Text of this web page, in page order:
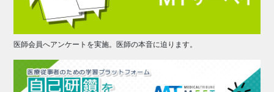
医師会員へアンケートを実施。医師の本音に迫ります。